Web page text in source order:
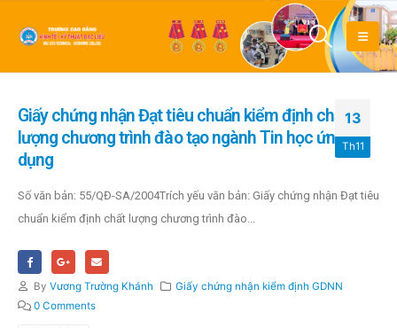
13
Th11
Giấy chứng nhận Đạt tiêu chuẩn kiểm định chất
lượng chương trình đào tạo ngành Tin học ứng
dụng
Số văn bản: 55/QĐ-SA/2004Trích yếu văn bản: Giấy chứng nhận Đạt tiêu
chuẩn kiểm định chất lượng chương trình đào...
By Vương Trường Khánh
Giấy chứng nhận kiểm định GDNN
0 Comments